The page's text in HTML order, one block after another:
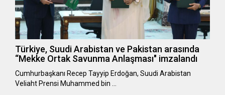
Türkiye, Suudi Arabistan ve Pakistan arasında
“Mekke Ortak Savunma Anlaşması" imzalandı
Cumhurbaşkanı Recep Tayyip Erdoğan, Suudi Arabistan
Veliaht Prensi Muhammed bin …